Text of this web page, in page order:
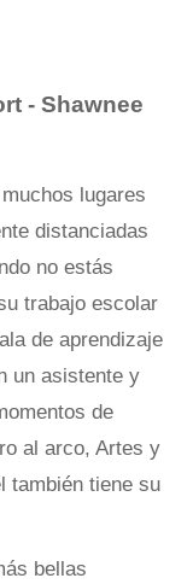
- Shawnee
lugares
distanciadas
no estás
trabajo escolar
de aprendizaje
un asistente y
de
al arco, Artes y
también tiene su
bellas